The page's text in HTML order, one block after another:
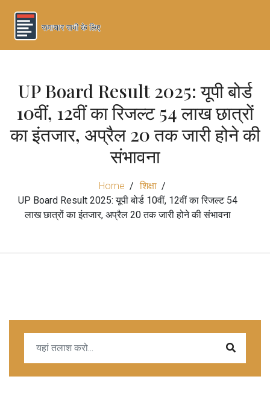
UP Board Result 2025: यूपी बोर्ड
10वीं, 12वीं का रिजल्ट 54 लाख छात्रों
का इंतजार, अप्रैल 20 तक जारी होने की
संभावना
Home
शिक्षा
UP Board Result 2025: यूपी बोर्ड 10वीं, 12वीं का रिजल्ट 54
लाख छात्रों का इंतजार, अप्रैल 20 तक जारी होने की संभावना